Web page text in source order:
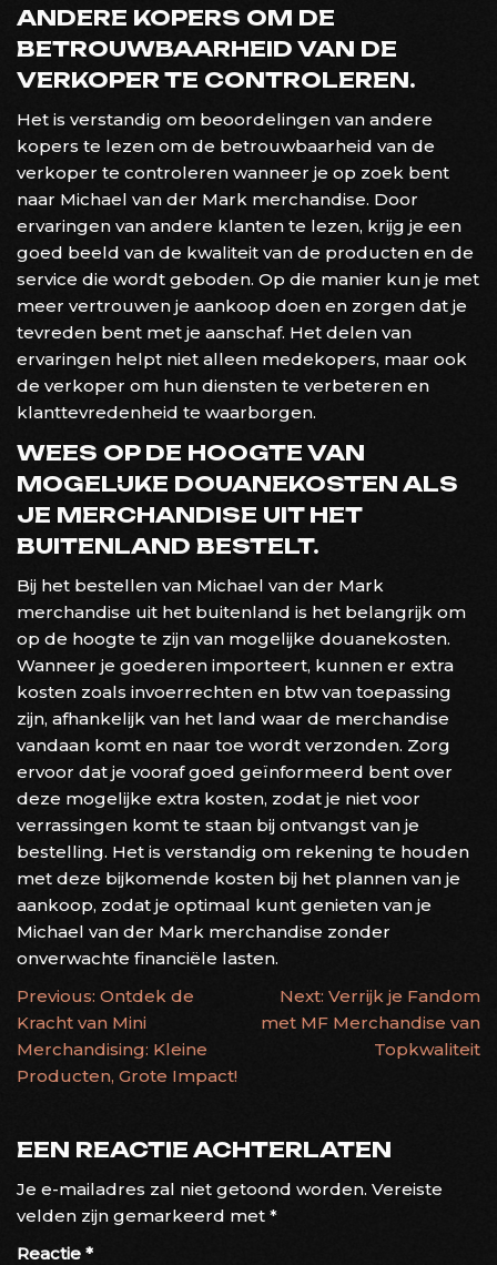
ANDERE KOPERS OM DE
BETROUWBAARHEID VAN DE
VERKOPER TE CONTROLEREN.
Het is verstandig om beoordelingen van andere
kopers te lezen om de betrouwbaarheid van de
verkoper te controleren wanneer je op zoek bent
naar Michael van der Mark merchandise. Door
ervaringen van andere klanten te lezen, krijg je een
goed beeld van de kwaliteit van de producten en de
service die wordt geboden. Op die manier kun je met
meer vertrouwen je aankoop doen en zorgen dat je
tevreden bent met je aanschaf. Het delen van
ervaringen helpt niet alleen medekopers, maar ook
de verkoper om hun diensten te verbeteren en
klanttevredenheid te waarborgen.
WEES OP DE HOOGTE VAN
MOGELIJKE DOUANEKOSTEN ALS
JE MERCHANDISE UIT HET
BUITENLAND BESTELT.
Bij het bestellen van Michael van der Mark
merchandise uit het buitenland is het belangrijk om
op de hoogte te zijn van mogelijke douanekosten.
Wanneer je goederen importeert, kunnen er extra
kosten zoals invoerrechten en btw van toepassing
zijn, afhankelijk van het land waar de merchandise
vandaan komt en naar toe wordt verzonden. Zorg
ervoor dat je vooraf goed geïnformeerd bent over
deze mogelijke extra kosten, zodat je niet voor
verrassingen komt te staan bij ontvangst van je
bestelling. Het is verstandig om rekening te houden
met deze bijkomende kosten bij het plannen van je
aankoop, zodat je optimaal kunt genieten van je
Michael van der Mark merchandise zonder
onverwachte financiële lasten.
BERICHTNAVIGATIE
Previous: Ontdek de
Kracht van Mini
Merchandising: Kleine
Producten, Grote Impact!
Next: Verrijk je Fandom
met MF Merchandise van
Topkwaliteit
EEN REACTIE ACHTERLATEN
Je e-mailadres zal niet getoond worden. Vereiste
velden zijn gemarkeerd met *
Reactie *